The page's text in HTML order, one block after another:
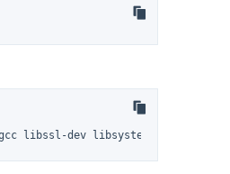
libssl-dev libsystemd-dev tcl